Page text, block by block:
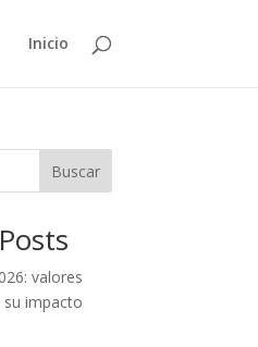
Inicio
Buscar
valores
su impacto